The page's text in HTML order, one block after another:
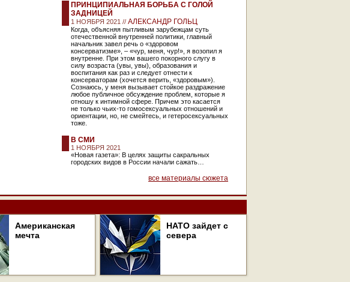
ПРИНЦИПИАЛЬНАЯ БОРЬБА С ГОЛОЙ
ЗАДНИЦЕЙ
1 НОЯБРЯ 2021 // АЛЕКСАНДР ГОЛЬЦ
Когда, объясняя пытливым зарубежцам суть
отечественной внутренней политики, главный
начальник завел речь о «здоровом
консерватизме», – «чур, меня, чур!», я возопил я
внутренне. При этом вашего покорного слугу в
силу возраста (увы, увы), образования и
воспитания как раз и следует отнести к
консерваторам (хочется верить, «здоровым»).
Сознаюсь, у меня вызывает стойкое раздражение
любое публичное обсуждение проблем, которые я
отношу к интимной сфере. Причем это касается
не только чьих-то гомосексуальных отношений и
ориентации, но, не смейтесь, и гетеросексуальных
тоже.
В СМИ
1 НОЯБРЯ 2021
«Новая газета»: В целях защиты сакральных
городских видов в России начали сажать…
все материалы сюжета
Американская
мечта
НАТО зайдет с
севера